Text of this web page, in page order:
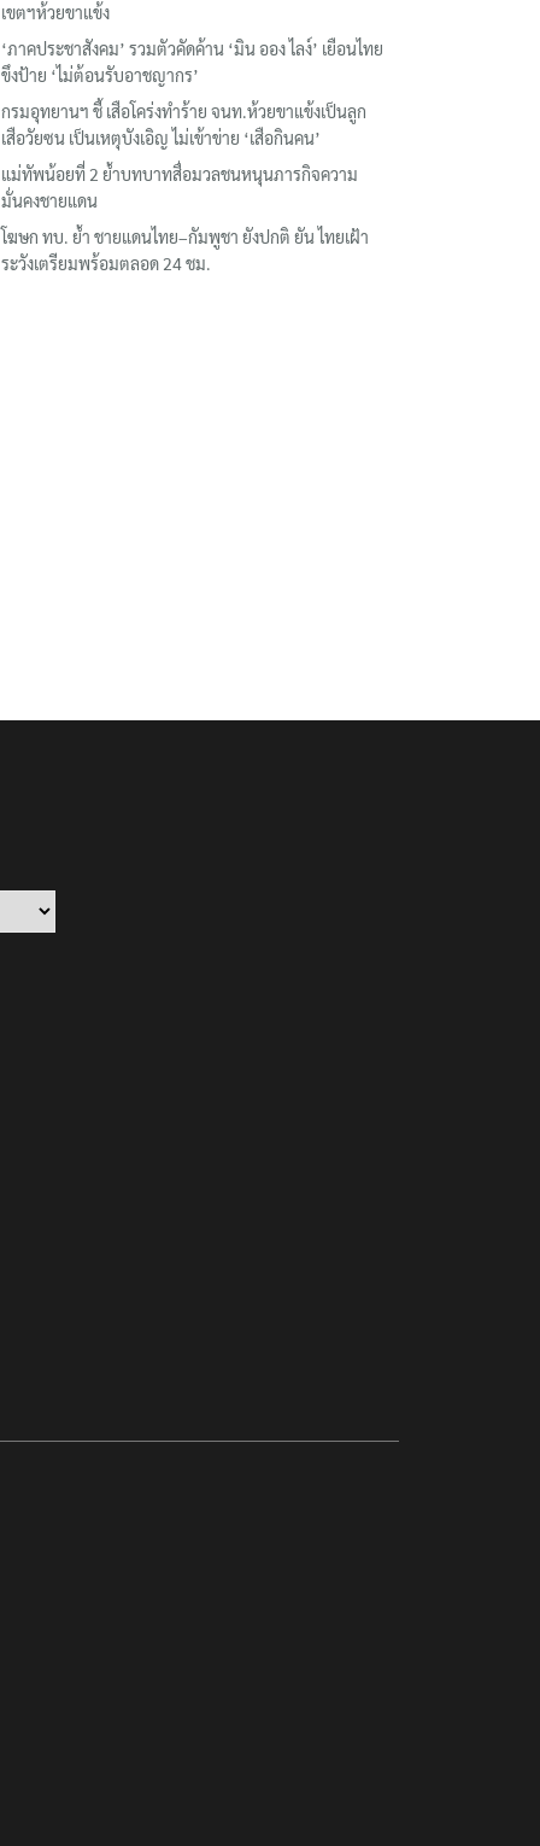
เขตฯห้วยขาแข้ง
‘ภาคประชาสังคม’ รวมตัวคัดค้าน ‘มิน ออง ไลง์’ เยือนไทย
ขึงป้าย ‘ไม่ต้อนรับอาชญากร’
กรมอุทยานฯ ชี้ เสือโคร่งทำร้าย จนท.ห้วยขาแข้งเป็นลูก
เสือวัยซน เป็นเหตุบังเอิญ ไม่เข้าข่าย ‘เสือกินคน’
แม่ทัพน้อยที่ 2 ย้ำบทบาทสื่อมวลชนหนุนภารกิจความ
มั่นคงชายแดน
โฆษก ทบ. ย้ำ ชายแดนไทย–กัมพูชา ยังปกติ ยัน ไทยเฝ้า
ระวังเตรียมพร้อมตลอด 24 ชม.